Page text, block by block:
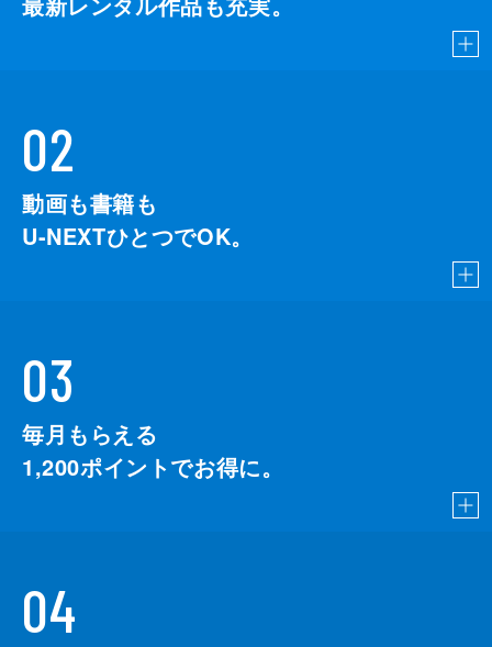
02
動画も書籍も
U-NEXTひとつでOK。
03
毎月もらえる
1,200ポイントでお得に。
04